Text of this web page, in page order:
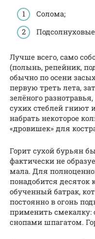
Солома;
Лучше всего, само
(полынь, репейник,
обычно по осени
первую треть лета,
зелёного
сухих стеблей гниют
набрать некоторое
«дровишек» для
Горит сухой бурьян
фактически не
мала. Для
понадобится десяток
обученный батрак,
постоянно в огонь
применить
снопами шпагатом.